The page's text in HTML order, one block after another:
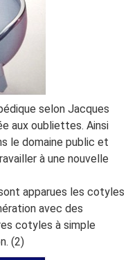
selon Jacques
aux oubliettes. Ainsi
le domaine public et
à une nouvelle
apparues les cotyles
avec des
cotyles à simple
(2)